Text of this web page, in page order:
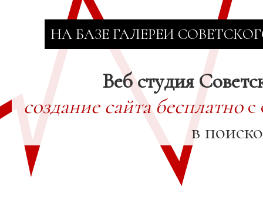
НА БАЗЕ ГАЛЕРЕИ
Веб студия
создание сайта бесплатнос
в